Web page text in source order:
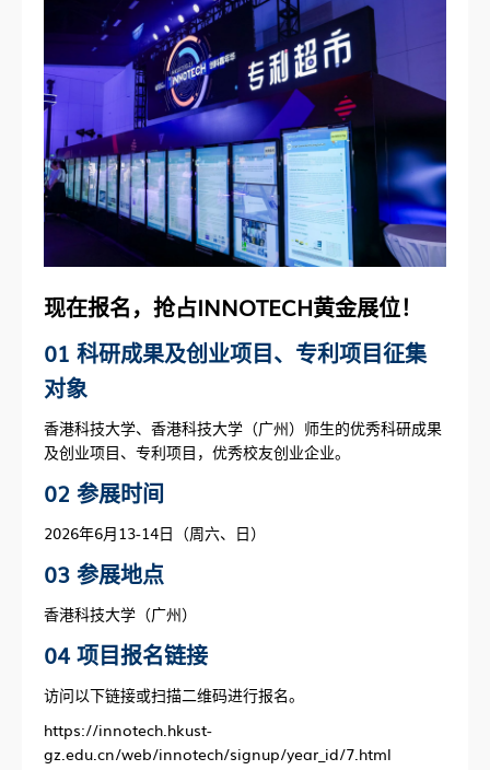
现在报名，抢占INNOTECH黄金展位！
01 科研成果及创业项目、专利项目征集
对象
香港科技大学、香港科技大学（广州）师生的优秀科研成果
及创业项目、专利项目，优秀校友创业企业。
02 参展时间
2026年6月13-14日（周六、日）
03 参展地点
香港科技大学（广州）
04 项目报名链接
访问以下链接或扫描二维码进行报名。
https://innotech.hkust-
gz.edu.cn/web/innotech/signup/year_id/7.html